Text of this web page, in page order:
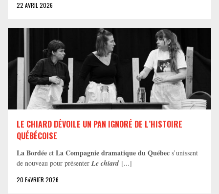
22 AVRIL 2026
LE CHIARD DÉVOILE UN PAN IGNORÉ DE L’HISTOIRE
QUÉBÉCOISE
La Bordée et La Compagnie dramatique du Québec s’unissent
de nouveau pour présenter Le chiard [...]
20 FéVRIER 2026